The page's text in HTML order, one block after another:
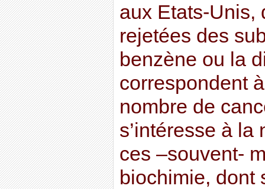
aux Etats-Unis,
rejetées des
benzène ou la
correspondent
nombre de
s’intéresse à la
ces –souvent-
biochimie, dont